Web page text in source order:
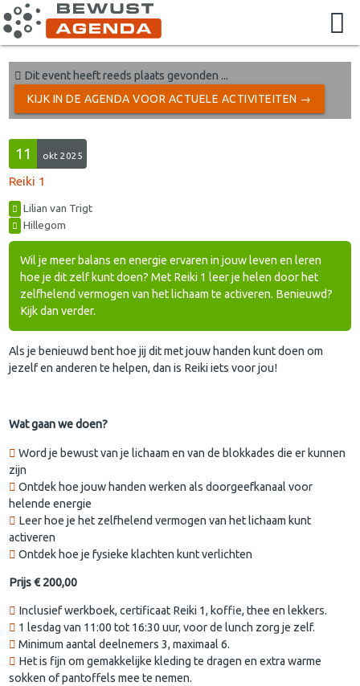
Dit event heeft reeds plaats gevonden ...
KIJK IN DE AGENDA VOOR ACTUELE ACTIVITEITEN →
11 okt 2025
Reiki 1
Lilian van Trigt
Hillegom
Wil je meer balans en energie ervaren in jouw leven en leren
hoe je dit zelf kunt doen? Met Reiki 1 leer je helen door het
zelfhelend vermogen van het lichaam te activeren. Benieuwd?
Kijk dan verder.
Als je benieuwd bent hoe jij dit met jouw handen kunt doen om
jezelf en anderen te helpen, dan is Reiki iets voor jou!
Wat gaan we doen?
Word je bewust van je lichaam en van de blokkades die er kunnen
zijn
Ontdek hoe jouw handen werken als doorgeefkanaal voor
helende energie
Leer hoe je het zelfhelend vermogen van het lichaam kunt
activeren
Ontdek hoe je fysieke klachten kunt verlichten
Prijs € 200,00
Inclusief werkboek, certificaat Reiki 1, koffie, thee en lekkers.
1 lesdag van 11:00 tot 16:30 uur, voor de lunch zorg je zelf.
Minimum aantal deelnemers 3, maximaal 6.
Het is fijn om gemakkelijke kleding te dragen en extra warme
sokken of pantoffels mee te nemen.